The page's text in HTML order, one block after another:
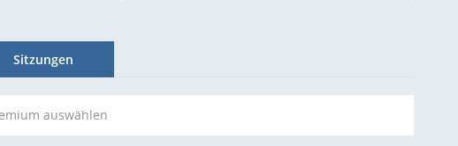
Sitzungen
auswählen